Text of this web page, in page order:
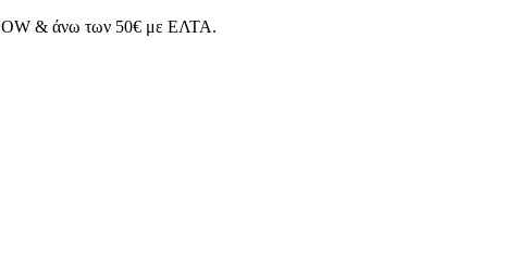
& άνω των 50€ με ΕΛΤΑ.